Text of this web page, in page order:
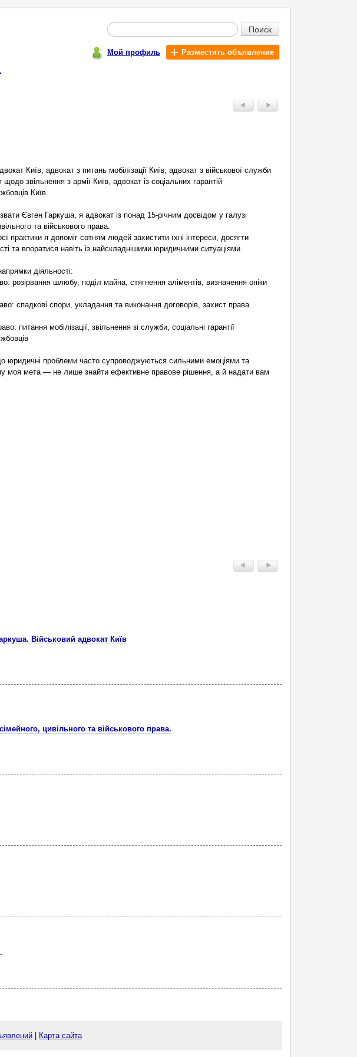
Поиск
Мой профиль Разместить объявление
Київ, адвокат з питань мобілізації Київ, адвокат з військової служби
щодо звільнення з армії Київ, адвокат із соціальних гарантій
Київ.
Євген Гаркуша, я адвокат із понад 15-річним досвідом у галузі
та військового права.
практики я допоміг сотням людей захистити їхні інтереси, досягти
та впоратися навіть із найскладнішими юридичними ситуаціями.
діяльності:
розірвання шлюбу, поділ майна, стягнення аліментів, визначення опіки
спадкові спори, укладання та виконання договорів, захист права
питання мобілізації, звільнення зі служби, соціальні гарантії
юридичні проблеми часто супроводжуються сильними емоціями та
моя мета — не лише знайти ефективне правове рішення, а й надати вам
Військовий адвокат Київ
цивільного та військового права.
Карта сайта